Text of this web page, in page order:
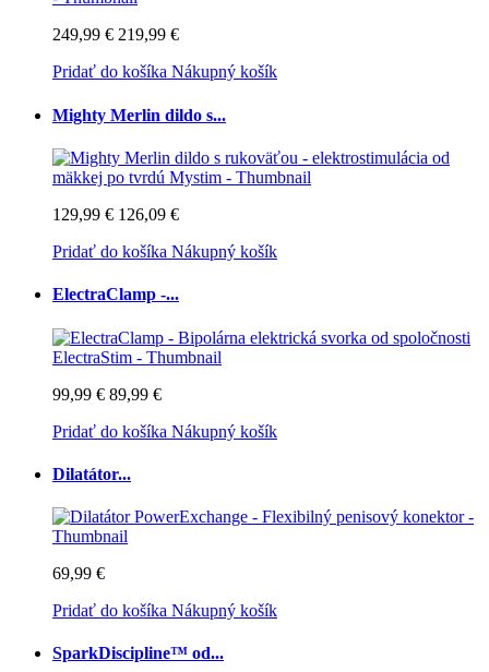
249,99 € 219,99 €
Pridať do košíka Nákupný košík
Mighty Merlin dildo s...
129,99 € 126,09 €
Pridať do košíka Nákupný košík
ElectraClamp -...
99,99 € 89,99 €
Pridať do košíka Nákupný košík
Dilatátor...
69,99 €
Pridať do košíka Nákupný košík
SparkDiscipline™ od...